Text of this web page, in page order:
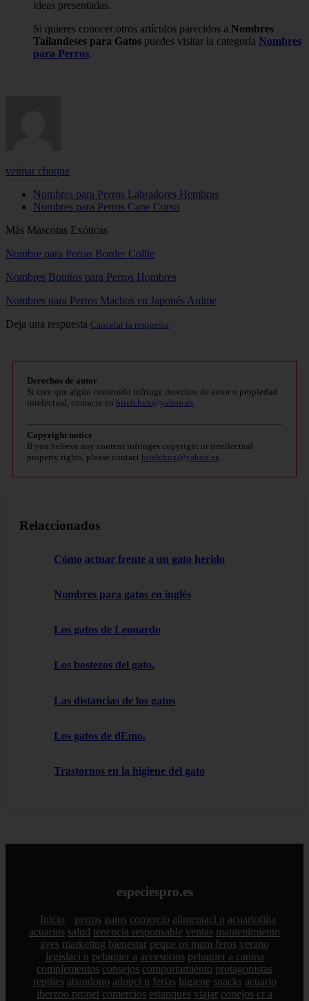
ideas presentadas.
Si quieres conocer otros artículos parecidos a Nombres
Tailandeses para Gatos puedes visitar la categoría Nombres
para Perros.
veimar choque
Nombres para Perros Labradores Hembras
Nombres para Perros Cane Corso
Más Mascotas Exóticas
Nombre para Perras Border Collie
Nombres Bonitos para Perros Hombres
Nombres para Perros Machos en Japonés Anime
Deja una respuesta Cancelar la respuesta
Derechos de autor
Si cree que algún contenido infringe derechos de autor o propiedad
intelectual, contacte en bitelchux@yahoo.es.
Copyright notice
If you believe any content infringes copyright or intellectual
property rights, please contact bitelchux@yahoo.es.
Relaccionados
Cómo actuar frente a un gato herido
Nombres para gatos en inglés
Los gatos de Leonardo
Los bostezos del gato.
Las distancias de los gatos
Los gatos de dEmo.
Trastornos en la higiene del gato
especiespro.es
Inicio perros gatos comercio alimentaci n acuariofilia
acuarios salud tenencia responsable ventas mantenimiento
aves marketing bienestar peque os mam feros verano
legislaci n peluquer a accesorios peluquer a canina
complementos consejos comportamiento protagonistas
reptiles abandono adopci n ferias higiene snacks acuario
iberzoo propet comercios estanques viajar conejos cr a